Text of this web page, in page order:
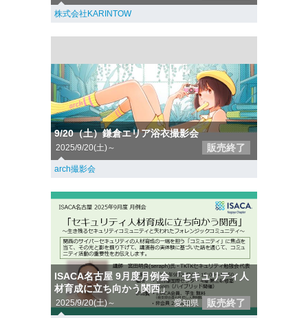
株式会社KARINTOW
9/20（土）鎌倉エリア浴衣撮影会
2025/9/20(土)～ 販売終了
arch撮影会
ISACA名古屋 9月度月例会 「セキュリティ人
材育成に立ち向かう関西」
2025/9/20(土)～ 愛知県 販売終了